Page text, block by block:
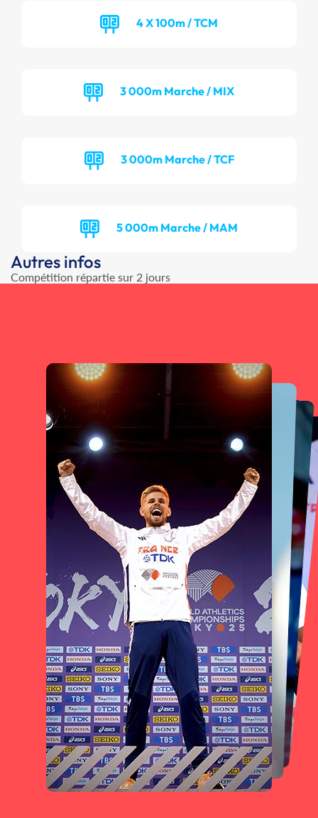
4 X 100m / TCM
3 000m Marche / MIX
3 000m Marche / TCF
5 000m Marche / MAM
Autres infos
Compétition répartie sur 2 jours